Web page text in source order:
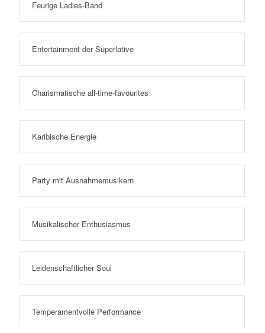
Feurige Ladies-Band
Entertainment der Superlative
Charismatische all-time-favourites
Karibische Energie
Party mit Ausnahmemusikern
Musikalischer Enthusiasmus
Leidenschaftlicher Soul
Temperamentvolle Performance